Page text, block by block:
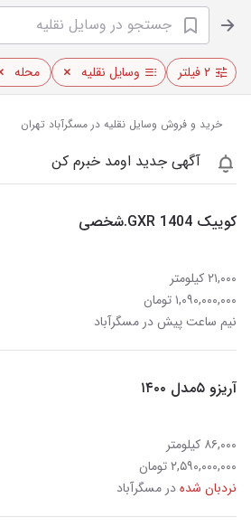
۲ فیلتر وسایل نقلیه محله
خرید و فروش وسایل نقلیه در مسگرآباد تهران
آگهی جدید اومد خبرم کن
کوییک GXR 1404.شخصی
۲۱,۰۰۰ کیلومتر
۱,۰۹۰,۰۰۰,۰۰۰ تومان
نیم ساعت پیش در مسگرآباد
آریزو ۵مدل ۱۴۰۰
۸۶,۰۰۰ کیلومتر
۲,۵۹۰,۰۰۰,۰۰۰ تومان
نردبان شدهدر مسگرآباد